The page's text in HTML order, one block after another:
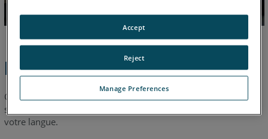
Étapes rapides
Cliquez sur un lien pour télécharger la
spécifications techniques pour FARO
votre langue.
Manage Preferences
Reject
Accept